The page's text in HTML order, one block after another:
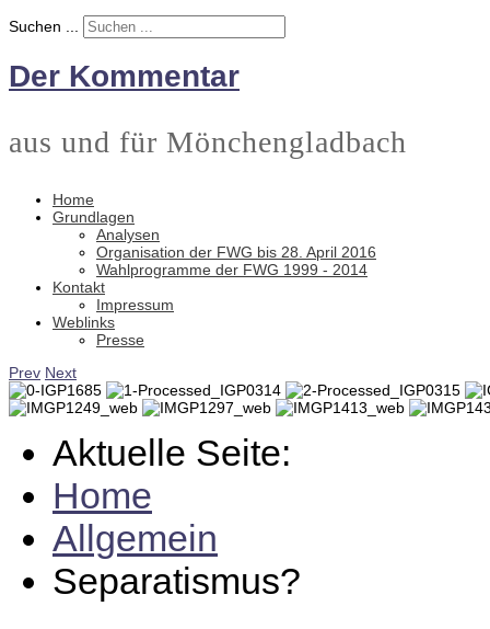
Suchen ...
Der Kommentar
aus und für Mönchengladbach
Home
Grundlagen
Analysen
Organisation der FWG bis 28. April 2016
Wahlprogramme der FWG 1999 - 2014
Kontakt
Impressum
Weblinks
Presse
Prev Next
Aktuelle Seite:
Home
Allgemein
Separatismus?